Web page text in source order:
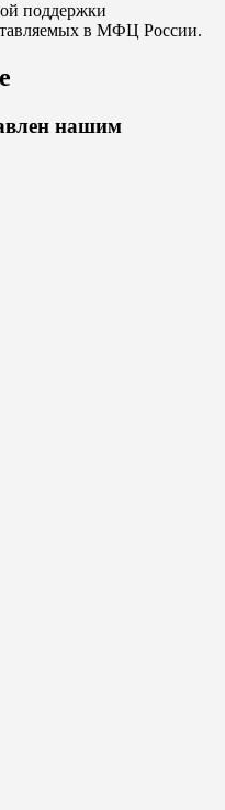
поддержки
в МФЦ России.
нашим